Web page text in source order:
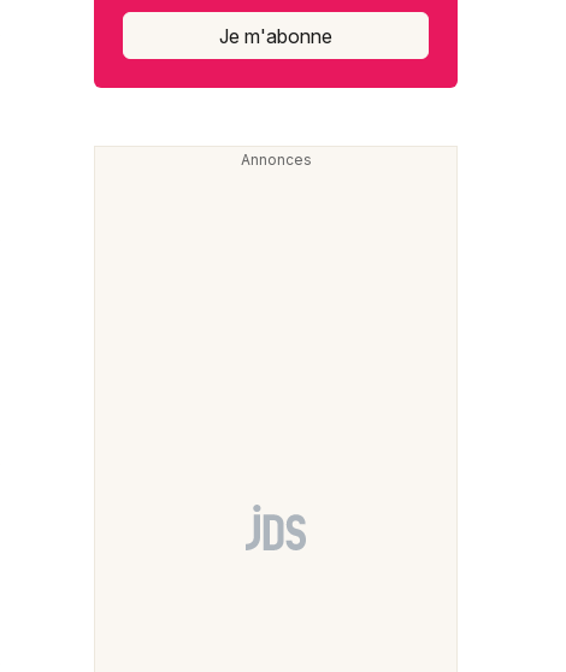
Je m'abonne